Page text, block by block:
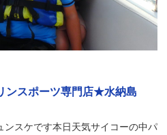
ンスポーツ専門店★水納島
ンスケです本日天気サイコーの中パ